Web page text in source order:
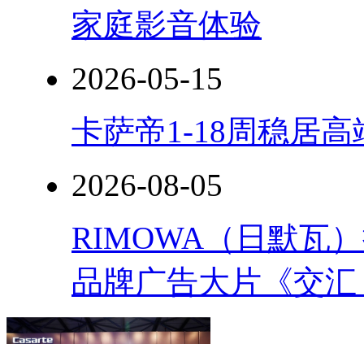
家庭影音体验
2026-05-15
卡萨帝1-18周稳居
2026-08-05
RIMOWA（日默瓦
品牌广告大片《交